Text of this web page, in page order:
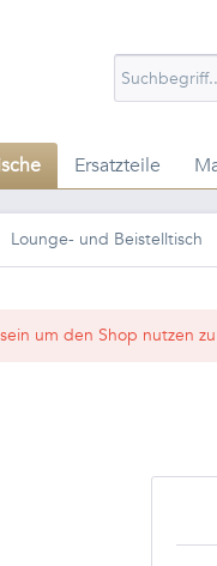
Ersatzteile
Lounge- und Beistelltisch
um den Shop nutzen